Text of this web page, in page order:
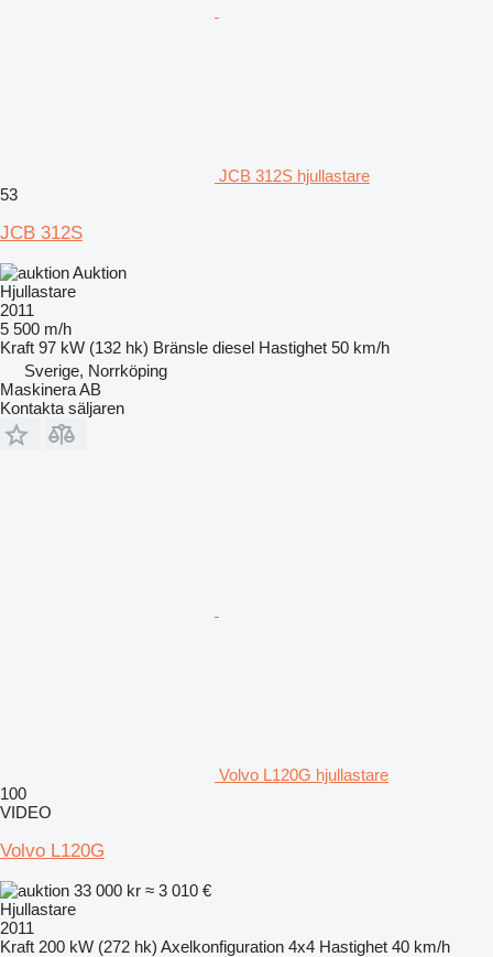
JCB 312S hjullastare
53
JCB 312S
Auktion
Hjullastare
2011
5 500 m/h
Kraft 97 kW (132 hk) Bränsle diesel Hastighet 50 km/h
Sverige, Norrköping
Maskinera AB
Kontakta säljaren
Volvo L120G hjullastare
100
VIDEO
Volvo L120G
33 000 kr ≈ 3 010 €
Hjullastare
2011
Kraft 200 kW (272 hk) Axelkonfiguration 4x4 Hastighet 40 km/h